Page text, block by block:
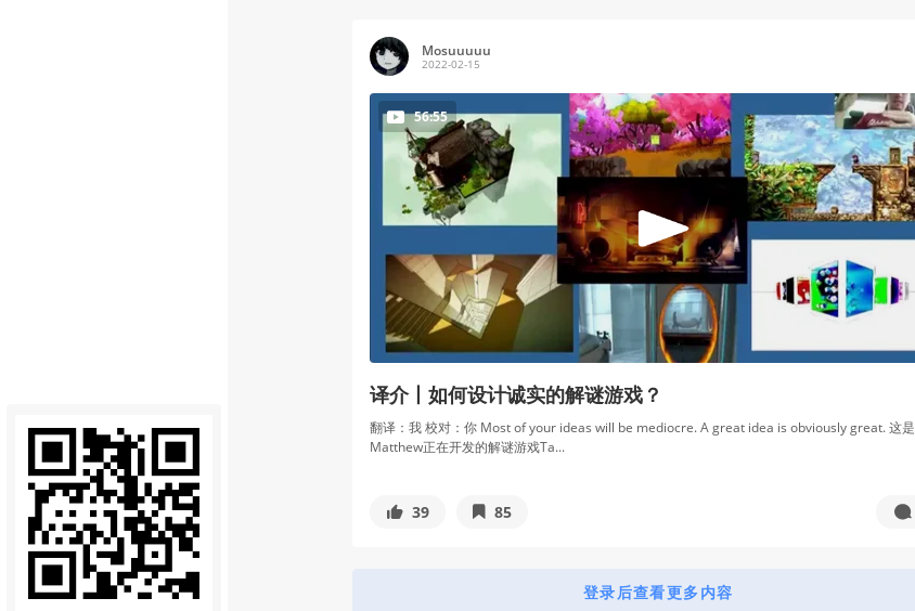
Mosuuuuu
2022-02-15
56:55
译介丨如何设计诚实的解谜游戏？
翻译：我 校对：你 Most of your ideas will be mediocre. A great idea is obviously great. 这是
Matthew正在开发的解谜游戏Ta...
39 85
登录后查看更多内容